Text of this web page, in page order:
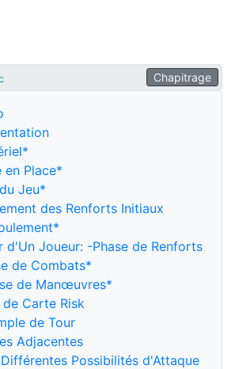
Chapitrage
en Place*
Jeu*
des Renforts Initiaux
d'Un Joueur: -Phase de Renforts
de Combats*
de Manœuvres*
de Carte Risk
de Tour
Adjacentes
Possibilités d'Attaque